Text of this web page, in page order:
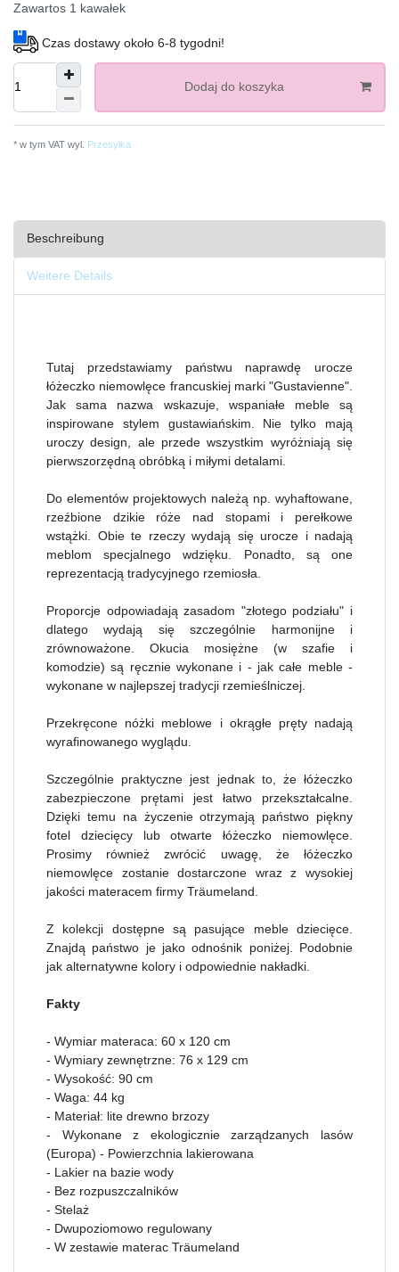
Zawartos 1 kawałek
Czas dostawy około 6-8 tygodni!
Dodaj do koszyka
* w tym VAT wyl. Przesyłka
Beschreibung
Weitere Details
Tutaj przedstawiamy państwu naprawdę urocze
łóżeczko niemowlęce francuskiej marki "Gustavienne".
Jak sama nazwa wskazuje, wspaniałe meble są
inspirowane stylem gustawiańskim. Nie tylko mają
uroczy design, ale przede wszystkim wyróżniają się
pierwszorzędną obróbką i miłymi detalami.
Do elementów projektowych należą np. wyhaftowane,
rzeźbione dzikie róże nad stopami i perełkowe
wstążki. Obie te rzeczy wydają się urocze i nadają
meblom specjalnego wdzięku. Ponadto, są one
reprezentacją tradycyjnego rzemiosła.
Proporcje odpowiadają zasadom "złotego podziału" i
dlatego wydają się szczególnie harmonijne i
zrównoważone. Okucia mosiężne (w szafie i
komodzie) są ręcznie wykonane i - jak całe meble -
wykonane w najlepszej tradycji rzemieślniczej.
Przekręcone nóżki meblowe i okrągłe pręty nadają
wyrafinowanego wyglądu.
Szczególnie praktyczne jest jednak to, że łóżeczko
zabezpieczone prętami jest łatwo przekształcalne.
Dzięki temu na życzenie otrzymają państwo piękny
fotel dziecięcy lub otwarte łóżeczko niemowlęce.
Prosimy również zwrócić uwagę, że łóżeczko
niemowlęce zostanie dostarczone wraz z wysokiej
jakości materacem firmy Träumeland.
Z kolekcji dostępne są pasujące meble dziecięce.
Znajdą państwo je jako odnośnik poniżej. Podobnie
jak alternatywne kolory i odpowiednie nakładki.
Fakty
- Wymiar materaca: 60 x 120 cm
- Wymiary zewnętrzne: 76 x 129 cm
- Wysokość: 90 cm
- Waga: 44 kg
- Materiał: lite drewno brzozy
- Wykonane z ekologicznie zarządzanych lasów
(Europa) - Powierzchnia lakierowana
- Lakier na bazie wody
- Bez rozpuszczalników
- Stelaż
- Dwupoziomowo regulowany
- W zestawie materac Träumeland